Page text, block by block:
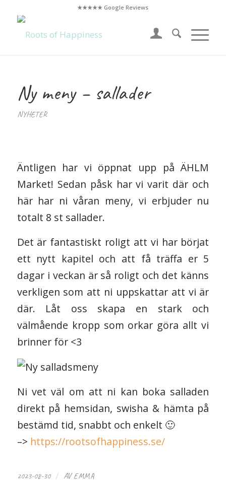
★★★★★ Google Reviews
Ny meny – sallader
NYHETER
Äntligen har vi öppnat upp på ÄHLM
Market! Sedan påsk har vi varit där och
här har ni våran meny, vi erbjuder nu
totalt 8 st sallader.
Det är fantastiskt roligt att vi har börjat
ett nytt kapitel och att få träffa er 5
dagar i veckan är så roligt och det känns
verkligen som att ni uppskattar att vi är
där. Låt oss skapa en stark och
välmående kropp som orkar göra allt vi
brinner för <3
Ni vet väl om att ni kan boka salladen
direkt på hemsidan, swisha & hämta på
bestämd tid, snabbt och enkelt 🙂
–> https://rootsofhappiness.se/
2023-08-30 / AVEMMA